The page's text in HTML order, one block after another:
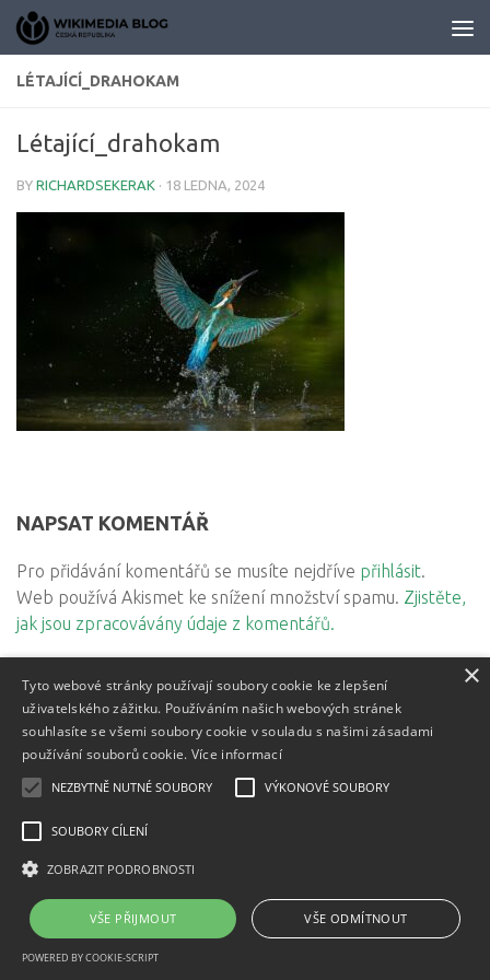
Skip to content
LÉTAJÍCÍ_DRAHOKAM
Létající_drahokam
BY RICHARDSEKERAK · 18 LEDNA, 2024
NAPSAT KOMENTÁŘ
Pro přidávání komentářů se musíte nejdříve přihlásit.
Web používá Akismet ke snížení množství spamu. Zjistěte,
jak jsou zpracovávány údaje z komentářů.
Textový obsah je zveřejněn pod licencíCreative Commons BY
uvedeny u těchto materiálů.
Powered by
×
Tyto webové stránky používají soubory cookie ke zlepšení
uživatelského zážitku. Používáním našich webových stránek
souhlasíte se všemi soubory cookie v souladu s našimi zásadami
používání souborů cookie. Více informací
NEZBYTNĚ NUTNÉ SOUBORY VÝKONOVÉ SOUBORY
SOUBORY CÍLENÍ
ZOBRAZIT PODROBNOSTI
VŠE PŘIJMOUT VŠE ODMÍTNOUT
POWERED BY COOKIE-SCRIPT